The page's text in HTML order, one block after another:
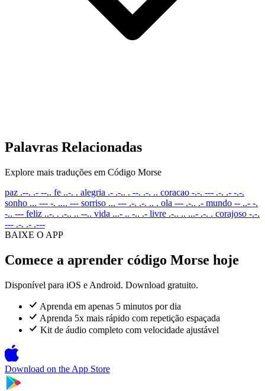
Palavras Relacionadas
Explore mais traduções em Código Morse
paz .--. .- --.. fe ..-. . alegria .- .-.. . --. .-. .. coracao -.-. --- .-. .- -.-.
sonho ... --- -. .... --- sorriso ... --- .-. .-. .. . ola --- .-.. .- mundo -- ..- -.
-.. --- feliz ..-. . .-.. .. --.. vida ...- .. -.. .- livre .-.. .. ...- .-. . corajoso -.-.
--- .-. .- .---
BAIXE O APP
Comece a aprender código Morse hoje
Disponível para iOS e Android. Download gratuito.
Aprenda em apenas 5 minutos por dia
Aprenda 5x mais rápido com repetição espaçada
Kit de áudio completo com velocidade ajustável
Download on the App Store